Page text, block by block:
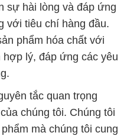
sự hài lòng và đáp ứng
với tiêu chí hàng đầu.
phẩm hóa chất với
lý, đáp ứng các yêu
tắc quan trọng
chúng tôi. Chúng tôi
mà chúng tôi cung